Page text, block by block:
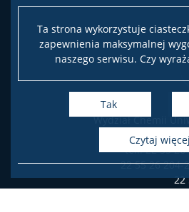
Ta strona wykorzystuje
zapewnienia maksymalnej
naszego serwisu. Czy
Tak
czytaj więcej
Wydział Chemii
ul.
tel.: 22 55 26
22 55 26 204-
22